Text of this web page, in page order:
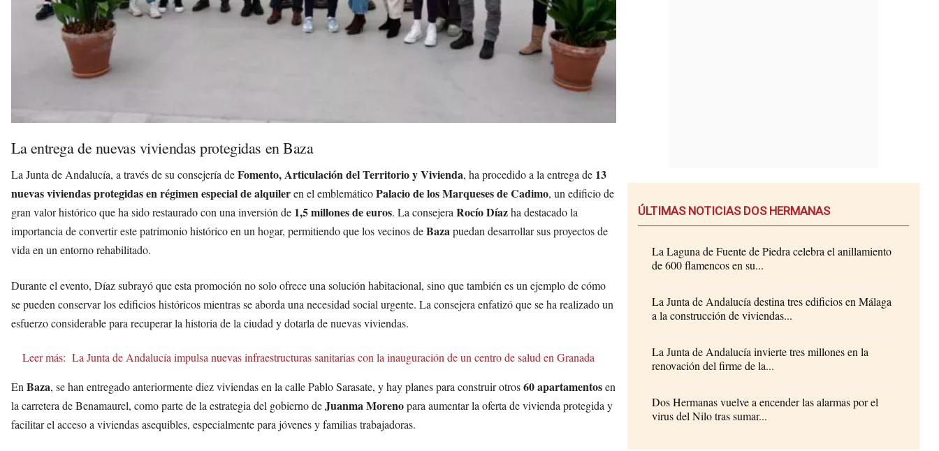
La entrega de nuevas viviendas protegidas en Baza
La Junta de Andalucía, a través de su consejería deFomento, Articulación del Territorio y Vivienda, ha procedido a la entrega de 13
nuevas viviendas protegidas en régimen especial de alquileren el emblemáticoPalacio de los Marqueses de Cadimo, un edificio de
gran valor histórico que ha sido restaurado con una inversión de 1,5 millones de euros. La consejera Rocío Díazha destacado la
importancia de convertir este patrimonio histórico en un hogar, permitiendo que los vecinos deBaza puedan desarrollar sus proyectos de
vida en un entorno rehabilitado.
Durante el evento, Díaz subrayó que esta promoción no solo ofrece una solución habitacional, sino que también es un ejemplo de cómo
se pueden conservar los edificios históricos mientras se aborda una necesidad social urgente. La consejera enfatizó que se ha realizado un
esfuerzo considerable para recuperar la historia de la ciudad y dotarla de nuevas viviendas.
Leer más: La Junta de Andalucía impulsa nuevas infraestructuras sanitarias con la inauguración de un centro de salud en Granada
En Baza, se han entregado anteriormente diez viviendas en la calle Pablo Sarasate, y hay planes para construir otros60 apartamentosen
la carretera de Benamaurel, como parte de la estrategia del gobierno deJuanma Morenopara aumentar la oferta de vivienda protegida y
facilitar el acceso a viviendas asequibles, especialmente para jóvenes y familias trabajadoras.
ÚLTIMAS NOTICIAS DOS HERMANAS
La Laguna de Fuente de Piedra celebra el anillamiento
de 600 flamencos en su...
La Junta de Andalucía destina tres edificios en Málaga
a la construcción de viviendas...
La Junta de Andalucía invierte tres millones en la
renovación del firme de la...
Dos Hermanas vuelve a encender las alarmas por el
virus del Nilo tras sumar...